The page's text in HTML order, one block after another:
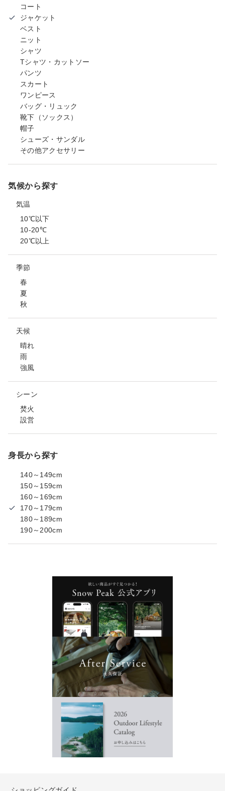
コート
ジャケット
ベスト
ニット
シャツ
Tシャツ・カットソー
パンツ
スカート
ワンピース
バッグ・リュック
靴下（ソックス）
帽子
シューズ・サンダル
その他アクセサリー
気候から探す
気温
10℃以下
10-20℃
20℃以上
季節
春
夏
秋
天候
晴れ
雨
強風
シーン
焚火
設営
身長から探す
140～149cm
150～159cm
160～169cm
170～179cm
180～189cm
190～200cm